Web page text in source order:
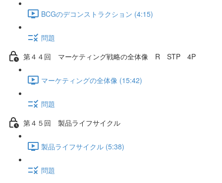
BCGのデコンストラクション (4:15)
問題
第４４回 マーケティング戦略の全体像 R STP 4P
マーケティングの全体像 (15:42)
問題
第４５回 製品ライフサイクル
製品ライフサイクル (5:38)
問題